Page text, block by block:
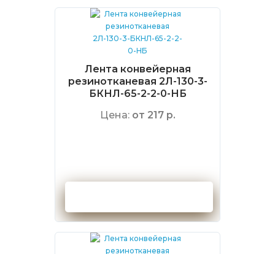
Лента конвейерная
резинотканевая 2Л-130-3-
БКНЛ-65-2-2-0-НБ
Цена: от 217 р.